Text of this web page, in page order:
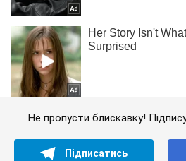
Не пропусти блискавку!
Підписатись